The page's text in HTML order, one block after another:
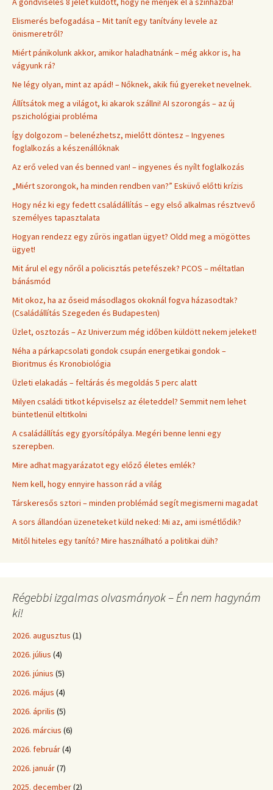
Elismerés befogadása – Mit tanít egy tanítvány levele az
önismeretről?
Miért pánikolunk akkor, amikor haladhatnánk – még akkor is, ha
vágyunk rá?
Ne légy olyan, mint az apád! – Nőknek, akik fiú gyereket nevelnek.
Állítsátok meg a világot, ki akarok szállni! AI szorongás – az új
pszichológiai probléma
Így dolgozom – belenézhetsz, mielőtt döntesz – Ingyenes
foglalkozás a készenállóknak
Az erő veled van és benned van! – ingyenes és nyílt foglalkozás
„Miért szorongok, ha minden rendben van?” Esküvő előtti krízis
Hogy néz ki egy fedett családállítás – egy első alkalmas résztvevő
személyes tapasztalata
Hogyan rendezz egy zűrös ingatlan ügyet? Oldd meg a mögöttes
ügyet!
Mit árul el egy nőről a policisztás petefészek? PCOS – méltatlan
bánásmód
Mit okoz, ha az őseid másodlagos okoknál fogva házasodtak?
(Családállítás Szegeden és Budapesten)
Üzlet, osztozás – Az Univerzum még időben küldött nekem jeleket!
Néha a párkapcsolati gondok csupán energetikai gondok –
Bioritmus és Kronobiológia
Üzleti elakadás – feltárás és megoldás 5 perc alatt
Milyen családi titkot képviselsz az életeddel? Semmit nem lehet
büntetlenül eltitkolni
A családállítás egy gyorsítópálya. Megéri benne lenni egy
szerepben.
Mire adhat magyarázatot egy előző életes emlék?
Nem kell, hogy ennyire hasson rád a világ
Társkeresős sztori – minden problémád segít megismerni magadat
A sors állandóan üzeneteket küld neked: Mi az, ami ismétlődik?
Mitől hiteles egy tanító? Mire használható a politikai düh?
Régebbi izgalmas olvasmányok – Én nem hagynám
ki!
2026. augusztus (1)
2026. július (4)
2026. június (5)
2026. május (4)
2026. április (5)
2026. március (6)
2026. február(4)
2026. január(7)
2025. december(2)